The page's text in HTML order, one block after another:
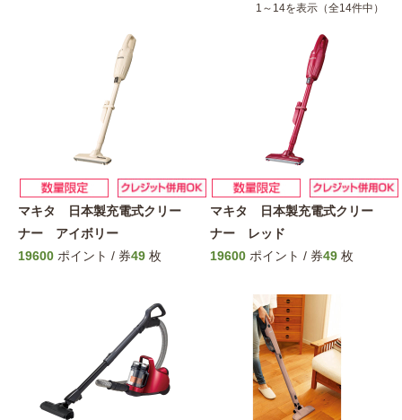
1～14を表示（全14件中）
マキタ 日本製充電式クリー
ナー アイボリー
19600 ポイント / 券49 枚
マキタ 日本製充電式クリー
ナー レッド
19600 ポイント / 券49 枚